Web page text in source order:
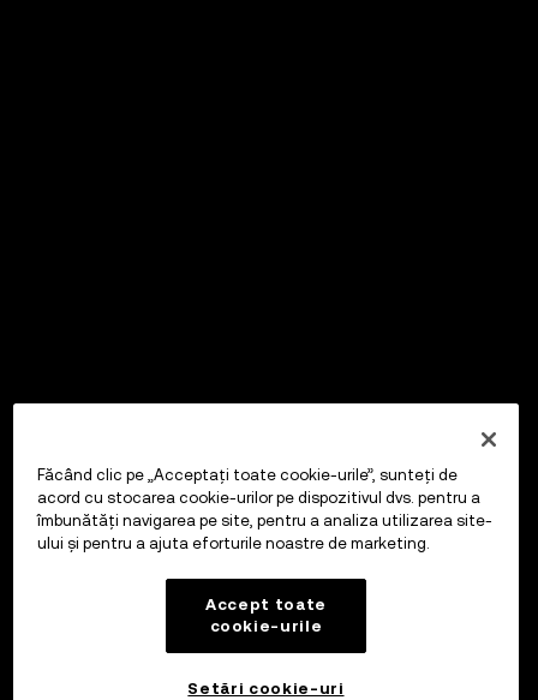
Făcând clic pe „Acceptați toate cookie-urile”, sunteți de
acord cu stocarea cookie-urilor pe dispozitivul dvs. pentru a
îmbunătăți navigarea pe site, pentru a analiza utilizarea site-
ului și pentru a ajuta eforturile noastre de marketing.
Accept toate
cookie-urile
Setări cookie-uri